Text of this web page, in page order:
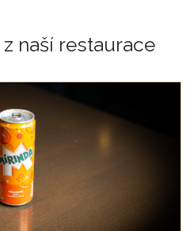
z naší restaurace